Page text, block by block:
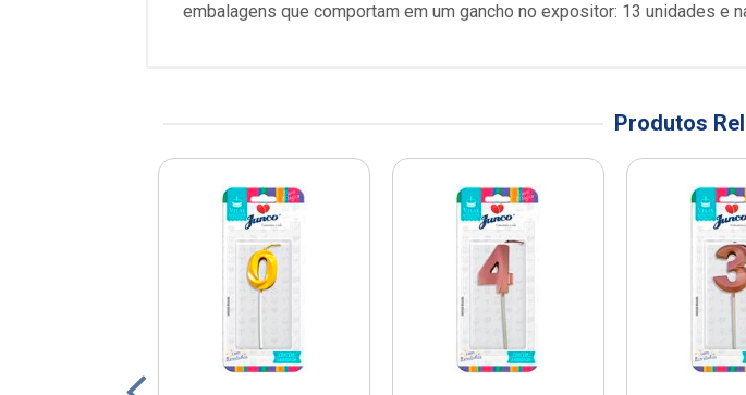
embalagens que comportam em um gancho no expositor: 13 unidades e
Produtos